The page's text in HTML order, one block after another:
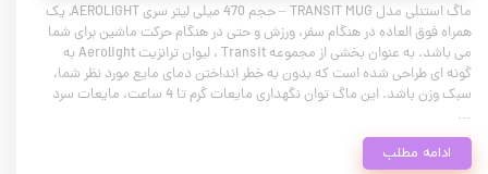
ماگ استنلی مدل TRANSIT MUG – حجم 470 میلی لیتر سری AEROLIGHT, یک
همراه فوق العاده در هنگام سفر، ورزش و حتی در هنگام حرکت ماشین برای شما
می باشد. به عنوان بخشی از مجموعه Transit ، لیوان ترانزیت Aerolight به
گونه ای طراحی شده است که بدون به خطر انداختن دمای مایع مورد نظر شما،
سبک وزن باشد. این ماگ توان نگهداری مایعات گرم تا 4 ساعت، مایعات سرد
…
ادامه مطلب